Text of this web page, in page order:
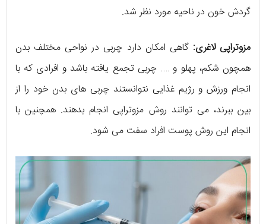
گردش خون در ناحیه مورد نظر شد.
مزوتراپی لاغری: گاهی امکان دارد چربی در نواحی مختلف بدن
همچون شکم، پهلو و …. چربی تجمع یافته باشد و افرادی که با
انجام ورزش و رژیم غذایی نتوانستند چربی های بدن خود را از
بین ببرند، می توانند روش مزوتراپی انجام بدهند. همچنین با
انجام این روش پوست افراد سفت می شود.